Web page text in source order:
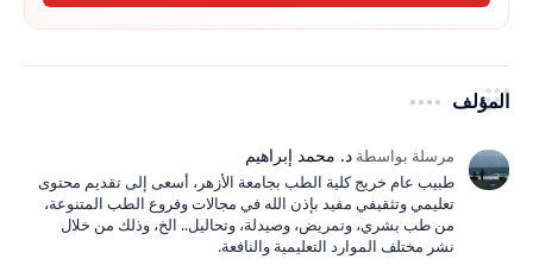
المؤلف
طبيب عام خريج كلية الطب بجامعة الأزهر، أسعى إلى تقديم محتوى
تعليمي وتثقيفي مفيد بإذن الله في مجالات وفروع الطب المتنوعة،
من طب بشري، وتمريض، وصيدلة، وتحاليل.. الخ، وذلك من خلال
نشر مختلف الموارد التعليمية والنافعة.